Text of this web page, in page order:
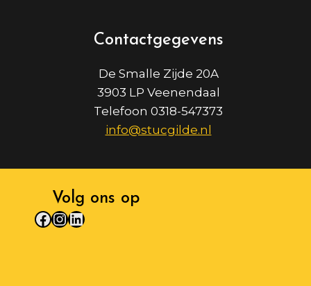
Contactgegevens
De Smalle Zijde 20A
3903 LP Veenendaal
Telefoon 0318-547373
info@stucgilde.nl
Volg ons op
Facebook
Instagram
LinkedIn